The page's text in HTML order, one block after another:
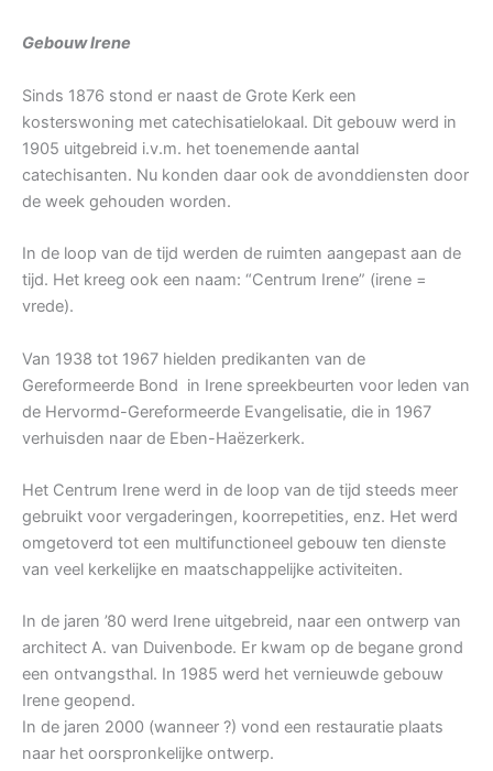
Gebouw Irene
Sinds 1876 stond er naast de Grote Kerk een
kosterswoning met catechisatielokaal. Dit gebouw werd in
1905 uitgebreid i.v.m. het toenemende aantal
catechisanten. Nu konden daar ook de avonddiensten door
de week gehouden worden.
In de loop van de tijd werden de ruimten aangepast aan de
tijd. Het kreeg ook een naam: “Centrum Irene” (irene =
vrede).
Van 1938 tot 1967 hielden predikanten van de
Gereformeerde Bond in Irene spreekbeurten voor leden van
de Hervormd-Gereformeerde Evangelisatie, die in 1967
verhuisden naar de Eben-Haëzerkerk.
Het Centrum Irene werd in de loop van de tijd steeds meer
gebruikt voor vergaderingen, koorrepetities, enz. Het werd
omgetoverd tot een multifunctioneel gebouw ten dienste
van veel kerkelijke en maatschappelijke activiteiten.
In de jaren ’80 werd Irene uitgebreid, naar een ontwerp van
architect A. van Duivenbode. Er kwam op de begane grond
een ontvangsthal. In 1985 werd het vernieuwde gebouw
Irene geopend.
In de jaren 2000 (wanneer ?) vond een restauratie plaats
naar het oorspronkelijke ontwerp.